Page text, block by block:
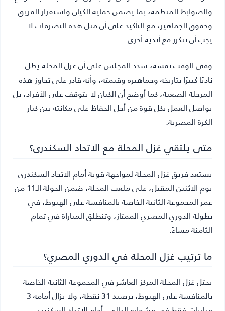
والضوابط المنظمة، بما يضمن حماية الكيان واستقرار الفريق
وحقوق الجماهير، مع التأكيد على أن مثل هذه التصرفات لا
يجب أن تتكرر مع أندية أخرى.
وفي الوقت نفسه، شدد المجلس على أن غزل المحلة يظل
ناديًا كبيرًا بتاريخه وجماهيره وقيمته، وأنه قادر على تجاوز هذه
المرحلة الصعبة، كما أوضح أن الكيان لا يتوقف على الأفراد، بل
يواصل العمل بكل قوة من أجل الحفاظ على مكانته بين كبار
الكرة المصرية.
متى يلتقي غزل المحلة مع الاتحاد السكندرى؟
يستعد فريق غزل المحلة لمواجهة قوية أمام الاتحاد السكندرى
يوم الاثنين المقبل، على ملعب المحلة، ضمن الجولة الـ11 من
عمر المجموعة الثانية الخاصة بالمنافسة على الهبوط، في
بطولة الدوري المصري الممتاز، وتنطلق المباراة في تمام
الثامنة مساءً.
ما ترتيب غزل المحلة في الدوري المصري؟
يحتل غزل المحلة المركز العاشر في المجموعة الثانية الخاصة
بالمنافسة على الهبوط، برصيد 31 نقطة، ولا يزال أمامه 3